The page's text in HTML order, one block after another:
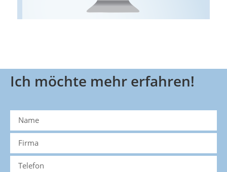
Ich möchte mehr erfahren!